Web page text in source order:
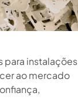
para instalações
ao mercado